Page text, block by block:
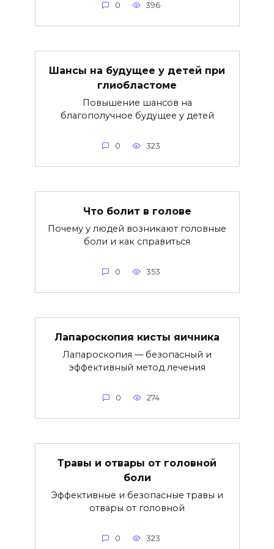
0 396
Шансы на будущее у детей при
глиобластоме
Повышение шансов на
благополучное будущее у детей
0 323
Что болит в голове
Почему у людей возникают головные
боли и как справиться
0 353
Лапароскопия кисты яичника
Лапароскопия — безопасный и
эффективный метод лечения
0 274
Травы и отвары от головной
боли
Эффективные и безопасные травы и
отвары от головной
0 323